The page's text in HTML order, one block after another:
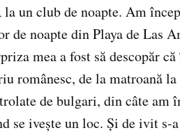
un club de noapte. Am
de noapte din Playa de Las
mea a fost să descopăr
românesc, de la matroană
de bulgari, din câte
se iveşte un loc. Şi de ivit